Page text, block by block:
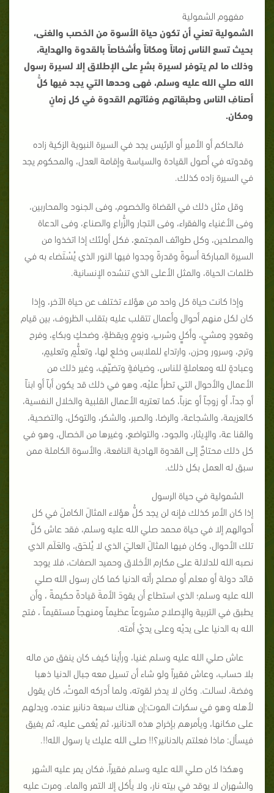
مفهوم الشمولية
الشمولية تعني أن تكون حياة الأسوة من الخصب والغنى،
بحيث تسع الناس زماناً ومكاناً وأشخاصاً بالقدوة والهداية،
وذلك ما لم يتوفر لسيرة بشرٍ على الإطلاق إلا لسيرة رسول
الله صلي الله عليه وسلم، فهى وحدها التي يجد فيها كلُّ
أصنافِ الناس وطبقاتهم وفئاتهم القدوة في كل زمانٍ
ومكان.
فالحاكم أو الأمير أو الرئيس يجد في السيرة النبوية الزكية زاده
وقدوته في أصول القيادة والسياسة وإقامة العدل، والمحكوم يجد
في السيرة زاده كذلك.
وقل مثل ذلك في القضاة والخصوم، وفى الجنود والمحاربين،
وفى الأغنياء والفقراء، وفى التجار والزُّراع والصناع، وفى الدعاة
والمصلحين، وكل طوائف المجتمع، فكل أولئك إذا اتخذوا من
السيرة المباركة أسوةً وقدرةً وجدوا فيها النور الذي يُسْتَضاء به في
ظلمات الحياة، والمثل الأعلى الذي تنشده الإنسانية.
وإذا كانت حياة كل واحد من هؤلاء تختلف عن حياة الآخر، وإذا
كان لكل منهم أحوال وأعمال تتقلب عليه بتقلب الظروف، بين قيام
وقعودٍ ومشيٍ، وأكلٍٍ وشربٍ، ونومٍٍ ويقظةٍ، وضحكٍ وبكاءٍ، وفرح
وترح، وسرور وحزن، وارتداءٍ للملابس وخلعٍ لها، وتعلُّمٍ وتعليمٍ،
وعبادةٍ لله ومعاملةٍ للناس، وضيافةٍ وتضيّفٍ، وغير ذلك من
الأعمال والأحوال التي تطرأ عليْه، وهو في ذلك قد يكون أباً أو ابناً
أو جداً، أو زوجاً أو عزباً، كما تعتريه الأعمال القلبية والخلال النفسية،
كالعزيمة، والشجاعة، والرضا، والصبر، والشكر، والتوكل، والتضحية،
والقنا عة، والإيثار، والجود، والتواضع، وغيرها من الخصال، وهو في
كل ذلك محتاجٌ إلى القدوة الهادية النافعة، والأسوة الكاملة ممن
سبق له العمل بكل ذلك.
الشمولية في حياة الرسول
إذا كان الأمر كذلك فإنه لن يجد كلُّ هؤلاء المثالَ الكاملَ في كل
أحوالهم إلا في حياة محمد صلي الله عليه وسلم، فقد عاش كلَّ
تلك الأحوال، وكان فيها المثالَ العاليَ الذي لا يُلحَق، والعَلَم الذي
نصبه الله للدلالة على مكارم الأخلاق وحميد الصفات، فلا يوجد
قائد دولة أو معلم أو مصلح رأته الدنيا كما كان رسول الله صلي
الله عليه وسلم؛ الذي استطاع أن يقودَ الأمةَ قيادةً حكيمةً ، وأن
يطبق في التربية والإصلاح مشروعاً عظيماً ومنهجاً مستقيماً ، فتح
الله به الدنيا على يديْه وعلى يديْ أمته.
عاش صلي الله عليه وسلم غنيا، ورأينا كيف كان ينفق من ماله
بلا حساب، وعاش فقيراً ولو شاء أن تسيل معه جبال الدنيا ذهبا
وفضة، لسالت. وكان لا يدخر لقوته، ولما أدركه الموتُ، كان يقول
لأهله وهو في سكرات الموت:إن هناك سبعة دنانير عنده، ويدلهم
على مكانها، ويأمرهم بإخراج هذه الدنانير، ثم يُغمى عليه، ثم يفيق
فيسأل: ماذا فعلتم بالدنانير؟!! صلى الله عليك يا رسول الله!!.
وهكذا كان صلي الله عليه وسلم فقيراً، فكان يمر عليه الشهر
والشهران لا يوقد في بيته نار، ولا يأكل إلا التمر والماء. ومرت عليه